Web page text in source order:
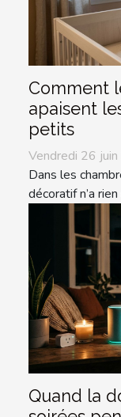
Comment
apaisent
petits
Vendredi 26
Dans les
décoratif n’a
Quand la